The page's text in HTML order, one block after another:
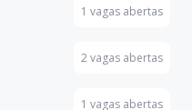
1 vagas abertas
2 vagas abertas
1 vagas abertas